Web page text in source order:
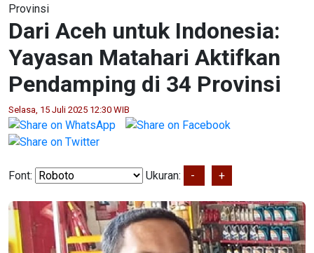
Provinsi
Dari Aceh untuk Indonesia:
Yayasan Matahari Aktifkan
Pendamping di 34 Provinsi
Selasa, 15 Juli 2025 12:30 WIB
Font: Ukuran: - +